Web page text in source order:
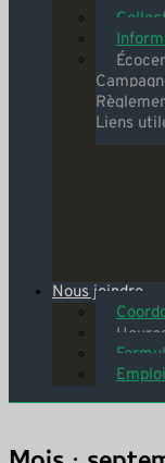
Liens
Nous joindre